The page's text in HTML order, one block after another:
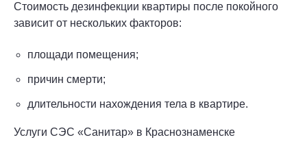
Стоимость дезинфекции квартиры после покойного
зависит от нескольких факторов:
площади помещения;
причин смерти;
длительности нахождения тела в квартире.
Услуги СЭС «Санитар» в Краснознаменске